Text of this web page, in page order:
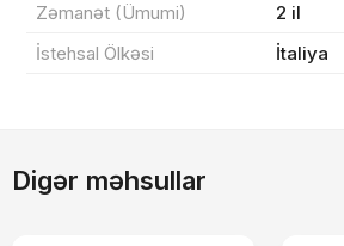
Zəmanət (Ümumi)
2 il
İstehsal Ölkəsi
İtaliya
Digər məhsullar
Sifarişi rəsmiləşdir